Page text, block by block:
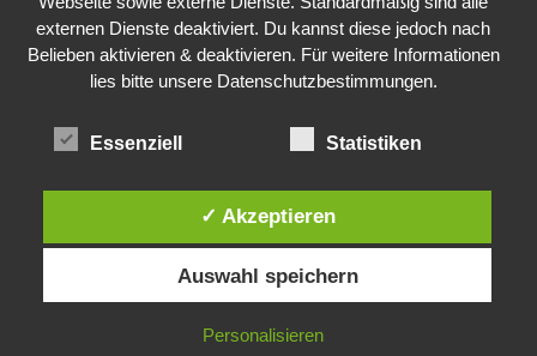
externen Dienste deaktiviert. Du kannst diese jedoch nach
Belieben aktivieren & deaktivieren. Für weitere Informationen
lies bitte unsere Datenschutzbestimmungen.
Essenziell Statistiken
✓ Akzeptieren
Auswahl speichern
Personalisieren